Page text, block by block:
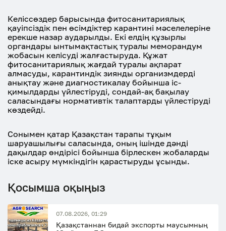
Келіссөздер барысында фитосанитариялық
қауіпсіздік пен өсімдіктер карантині мәселелеріне
ерекше назар аударылды. Екі елдің құзырлы
органдары ынтымақтастық туралы меморандум
жобасын келісуді жалғастыруда. Құжат
фитосанитариялық жағдай туралы ақпарат
алмасуды, карантиндік зиянды организмдерді
анықтау және диагностикалау бойынша іс-
қимылдарды үйлестіруді, сондай-ақ бақылау
саласындағы нормативтік талаптарды үйлестіруді
көздейді.
Сонымен қатар Қазақстан тарапы тұқым
шаруашылығы саласында, оның ішінде дәнді
дақылдар өндірісі бойынша бірлескен жобаларды
іске асыру мүмкіндігін қарастыруды ұсынды.
Қосымша оқыңыз
07.08.2026, 01:29
Қазақстаннан бидай экспорты маусымның